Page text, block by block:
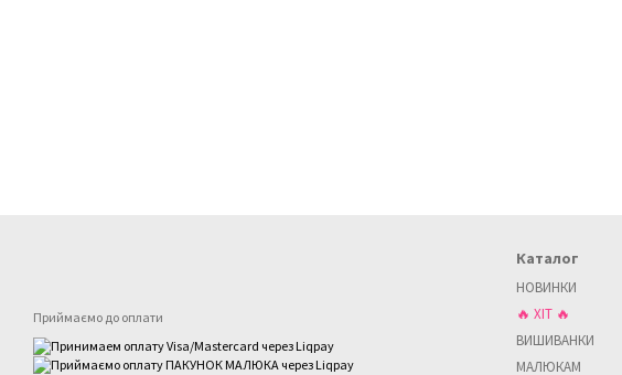
Приймаємо до оплати
Каталог
НОВИНКИ
🔥 ХІТ 🔥
ВИШИВАНКИ
МАЛЮКАМ